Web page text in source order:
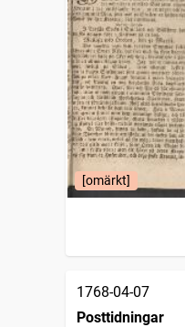
[omärkt]
1768-04-07
Posttidningar